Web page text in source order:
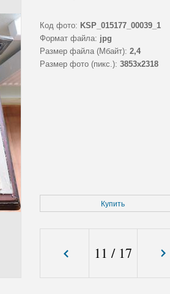
Код фото: KSP_015177_00039_1
Формат файла: jpg
Размер файла (Мбайт): 2,4
Размер фото (пикс.): 3853x2318
Купить
11 / 17